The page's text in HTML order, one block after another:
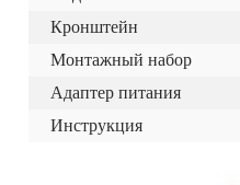
Кронштейн
Монтажный набор
Адаптер питания
Инструкция